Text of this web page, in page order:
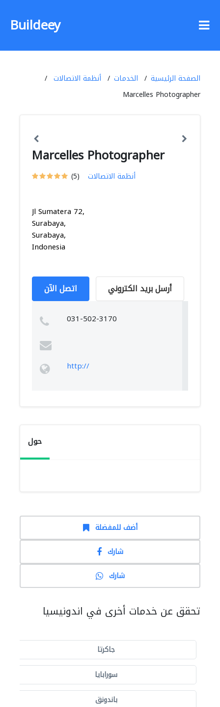
Buildeey
الصفحة الرئيسية الخدمات
أنظمة الاتصالات
Marcelles Photographer
Marcelles Photographer
(5) أنظمة الاتصالات
Jl Sumatera 72,
Surabaya,
Surabaya,
Indonesia
اتصل الآن أرسل بريد الكتروني
031-502-3170
http://
حول
أضف للمفضلة
شارك
شارك
تحقق عن خدمات أخرى في اندونيسيا
جاكرتا
سورابايا
باندونق